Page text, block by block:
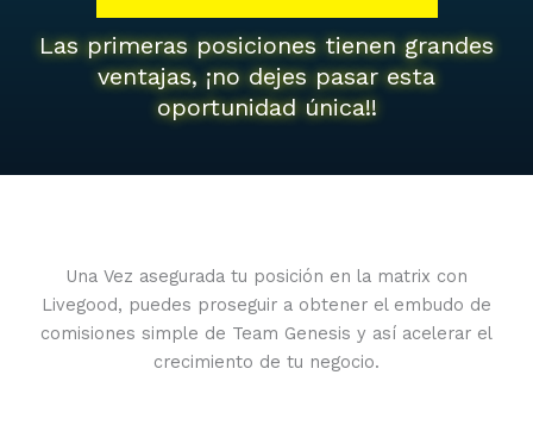
Las primeras posiciones tienen grandes
ventajas, ¡no dejes pasar esta
oportunidad única!!
Una Vez asegurada tu posición en la matrix con
Livegood, puedes proseguir a obtener el embudo de
comisiones simple de Team Genesis y así acelerar el
crecimiento de tu negocio.